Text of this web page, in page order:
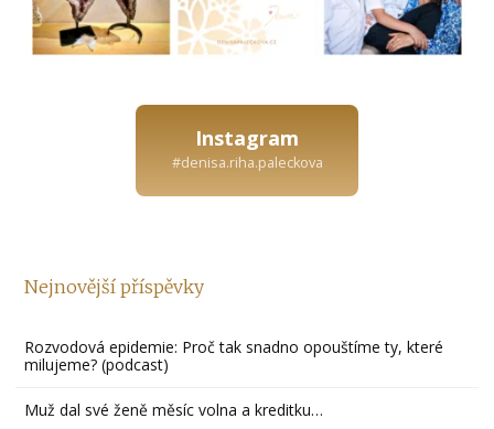
Instagram
#denisa.riha.paleckova
Nejnovější příspěvky
Rozvodová epidemie: Proč tak snadno opouštíme ty, které
milujeme? (podcast)
Muž dal své ženě měsíc volna a kreditku…